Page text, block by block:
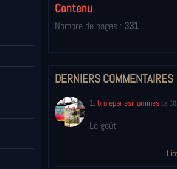
Contenu
Nombre de pages : 331
DERNIERS COMMENTAIRES
1. bruleparlesillumines Le
Le goût